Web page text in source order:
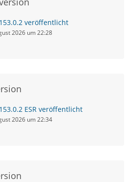
veröffentlicht
2026 um 22:28
ESR veröffentlicht
2026 um 22:34